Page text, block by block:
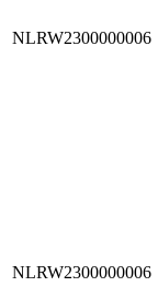
NLRW2300000006
NLRW2300000006